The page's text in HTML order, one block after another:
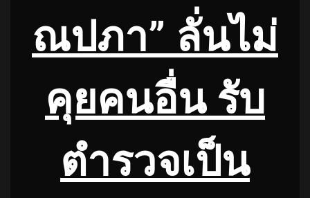
ณปภา” ลั่นไม่
คุยคนอื่น รับ
ตำรวจเป็น